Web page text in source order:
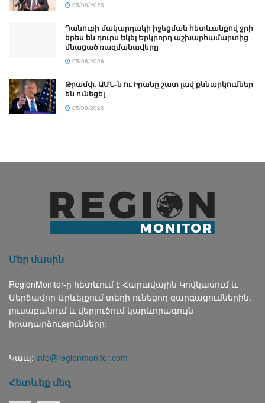
05/08/2026
Դանուբի մակարդակի իջեցման հետևանքով ջրի
երես են դուրս եկել Երկրորդ աշխարհամարտից
մնացած ռազմանավերը
05/08/2026
Թրամփ․ ԱՄՆ-ն ու Իրանը շատ լավ քննարկումներ
են ունեցել
05/08/2026
Մեր մասին
RegionMonitor-ը հետևում է Հարավային Կովկասում և
Մերձավոր Արևելքում տեղի ունեցող զարգացումներին,
լուսաբանում և վերլուծում կարևորագույն
իրադարձությունները։
Կապ: info@regionmonitor.com
Հետևեք մեզ